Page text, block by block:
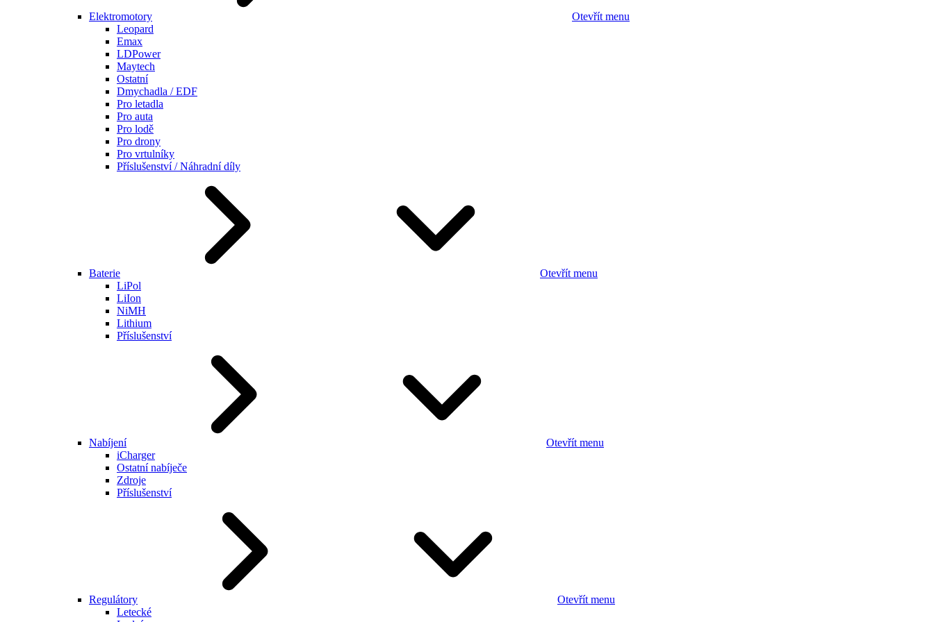
Elektromotory
Otevřít menu
Leopard
Emax
LDPower
Maytech
Ostatní
Dmychadla / EDF
Pro letadla
Pro auta
Pro lodě
Pro drony
Pro vrtulníky
Příslušenství / Náhradní díly
Baterie
Otevřít menu
LiPol
LiIon
NiMH
Lithium
Příslušenství
Nabíjení
Otevřít menu
iCharger
Ostatní nabíječe
Zdroje
Příslušenství
Regulátory
Otevřít menu
Letecké